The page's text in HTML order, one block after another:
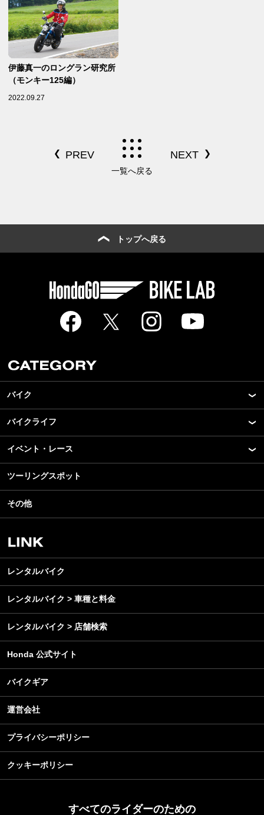
伊藤真一のロングラン研究所
（モンキー125編）
2022.09.27
一覧へ戻る
トップへ戻る
バイク
New Model Show
モデル情報
カスタマイズパーツ
テクノロジー
名車・旧車
ビジネス
バイクライフ
アプリ
ライディングギア
ツーリング
アウトドア
レンタルバイク
イベント・レース
モータースポーツ
イベント
スクール・レッスン
ツーリングスポット
その他
レンタルバイク
レンタルバイク > 車種と料金
レンタルバイク > 店舗検索
Honda 公式サイト
バイクギア
運営会社
プライバシーポリシー
クッキーポリシー
すべてのライダーのための